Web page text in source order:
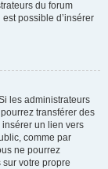
du forum
possible d’insérer
les administrateurs
transférer des
un lien vers
comme par
ne pourrez
votre propre